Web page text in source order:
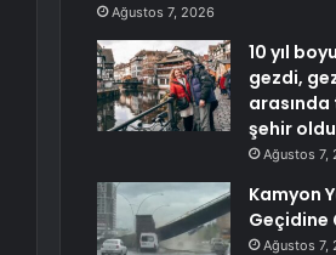
Ağustos 7, 2026
10 yıl
gezdi,
şehir oldu
Ağustos 7,
Kamyon
Geçidine
Ağustos 7,